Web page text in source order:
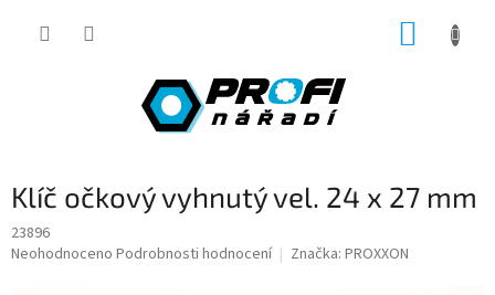
Klíč očkový vyhnutý vel. 24 x 27 mm
23896
Průměrné
Neohodnoceno Podrobnosti hodnocení Značka: PROXXON